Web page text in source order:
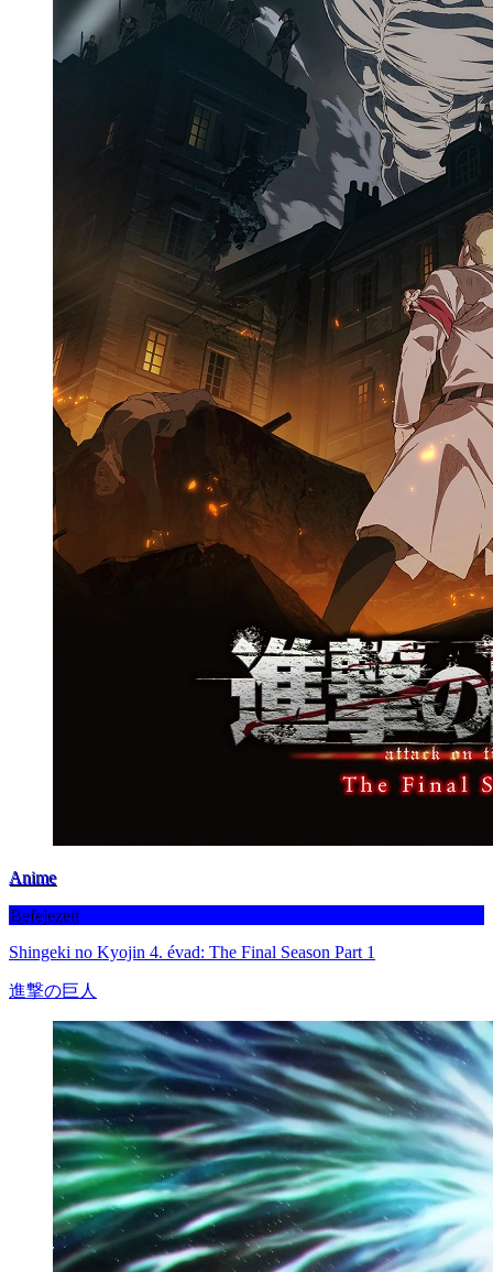
Anime
Befejezett
Shingeki no Kyojin 4. évad: The Final Season Part 1
進撃の巨人